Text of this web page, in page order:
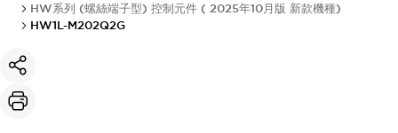
HW系列 (螺絲端子型) 控制元件 ( 2025年10月版 新款機種)
HW1L-M202Q2G